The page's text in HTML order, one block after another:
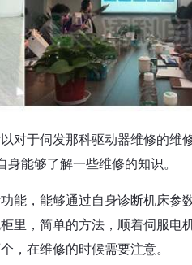
对于伺发那科驱动器维修的维
能够了解一些维修的知识。
能，能够通过自身诊断机床参
里，简单的方法，顺着伺服电
，在维修的时候需要注意。